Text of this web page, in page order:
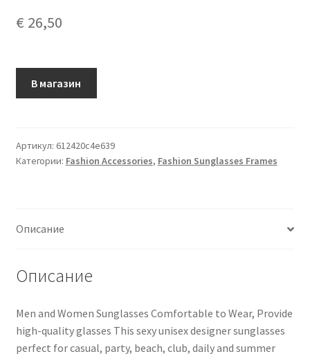
€ 26,50
В магазин
Артикул: 612420c4e639
Категории: Fashion Accessories, Fashion Sunglasses Frames
Описание
Описание
Men and Women Sunglasses Comfortable to Wear, Provide
high-quality glasses This sexy unisex designer sunglasses
perfect for casual, party, beach, club, daily and summer